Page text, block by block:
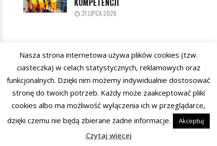
31 LIPCA 2026
KATEGORIE
Prywatność
Nasza strona internetowa używa plików cookies (tzw.
ciasteczka) w celach statystycznych, reklamowych oraz
funkcjonalnych. Dzięki nim możemy indywidualnie dostosować
stronę do twoich potrzeb. Każdy może zaakceptować pliki
cookies albo ma możliwość wyłączenia ich w przeglądarce,
dzięki czemu nie będą zbierane żadne informacje.
Akceptuj
Czytaj więcej